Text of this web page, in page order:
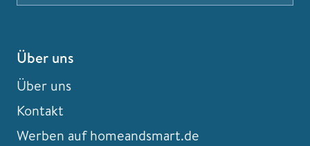
Über uns
Über uns
Kontakt
Werben auf homeandsmart.de